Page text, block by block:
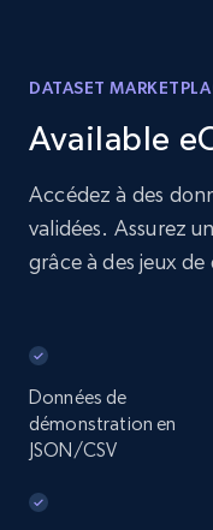
DATASET
Available
Accédez à des
validées. Assurez
grâce à des jeux
Données de
démonstration en
JSON/CSV